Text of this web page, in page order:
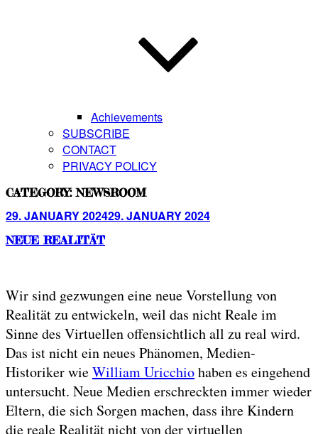
Achievements
SUBSCRIBE
CONTACT
PRIVACY POLICY
CATEGORY:NEWSROOM
Posted
29. JANUARY 202429. JANUARY 2024
NEUE REALITÄT
Wir sind gezwungen eine neue Vorstellung von
Realität zu entwickeln, weil das nicht Reale im
Sinne des Virtuellen offensichtlich all zu real wird.
Das ist nicht ein neues Phänomen, Medien-
Historiker wieWilliam Uricchiohaben es eingehend
untersucht. Neue Medien erschreckten immer wieder
Eltern, die sich Sorgen machen, dass ihre Kindern
die reale Realität nicht von der virtuellen